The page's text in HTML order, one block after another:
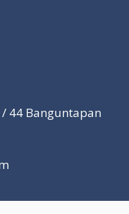
44 Banguntapan